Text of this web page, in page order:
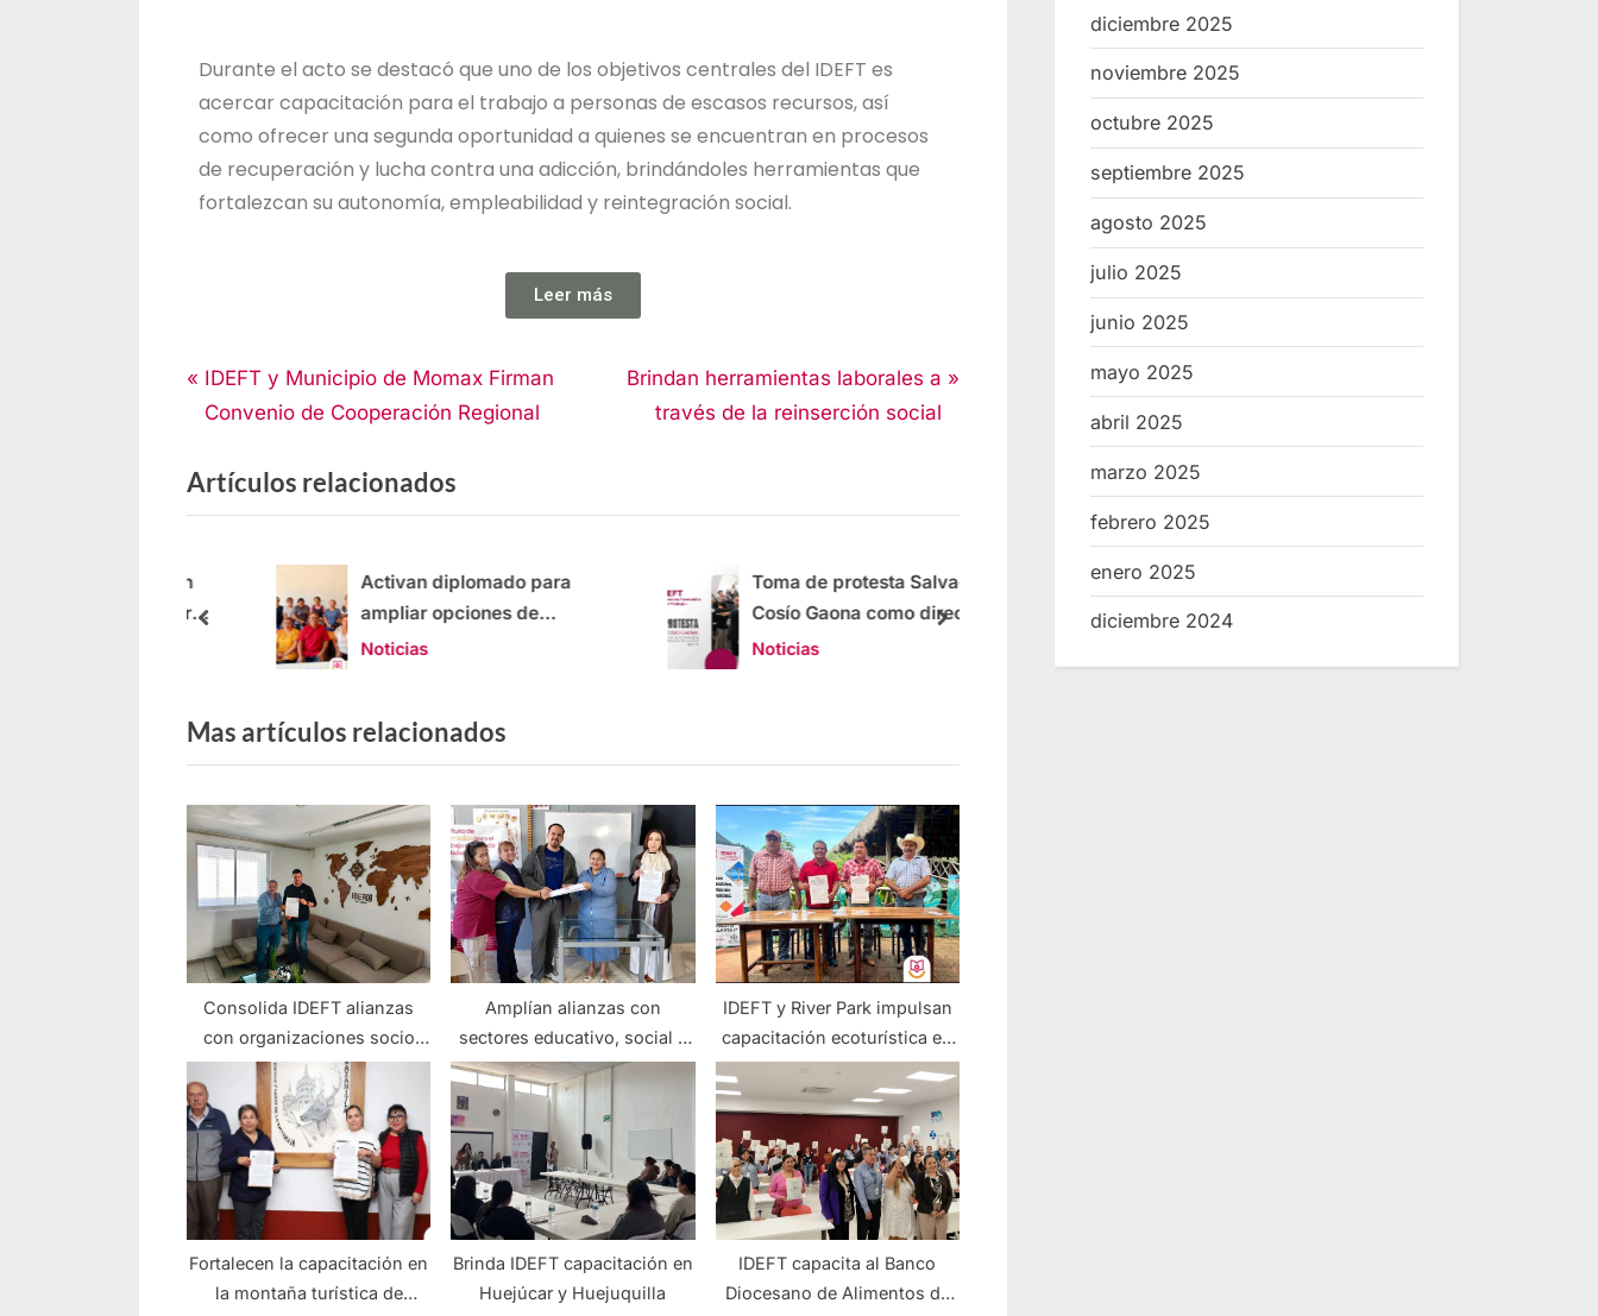
o
Durante el acto se destacó que uno de los objetivos centrales del IDEFT es
acercar capacitación para el trabajo a personas de escasos recursos, así
como ofrecer una segunda oportunidad a quienes se encuentran en procesos
de recuperación y lucha contra una adicción, brindándoles herramientas que
fortalezcan su autonomía, empleabilidad y reintegración social.
Leer más
Noticias
IDEFT y Municipio de Momax Firman
Convenio de Cooperación Regional
Brindan herramientas laborales a
través de la reinserción social
Artículos relacionados
Activan diplomado para
ampliar opciones de
capacitación laboral
Noticias
Toma de protesta Salvador
Cosío Gaona como director de
IDEFT
Noticias
Impulsan capacitación y
empleabilidad en Acatic y
Mas artículos relacionados
Consolida IDEFT alianzas
con organizaciones socio
productivas
Amplían alianzas con
sectores educativo, social y
productivo
IDEFT y River Park impulsan
capacitación ecoturística en
Puerto Vallarta
Fortalecen la capacitación en
la montaña turística de
Brinda IDEFT capacitación en
Huejúcar y Huejuquilla
IDEFT capacita al Banco
Diocesano de Alimentos de
diciembre 2025
noviembre 2025
octubre 2025
septiembre 2025
agosto 2025
julio 2025
junio 2025
mayo 2025
abril 2025
marzo 2025
febrero 2025
enero 2025
diciembre 2024